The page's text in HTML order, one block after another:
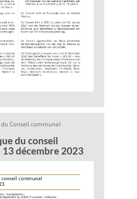
du Conseil communal
du conseil
décembre 2023